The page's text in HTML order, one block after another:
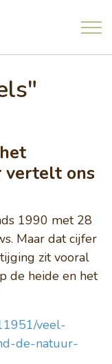
vertelt ons
1990 met 28
Maar dat cijfer
zit vooral
de heide en het
veel-
de-natuur-